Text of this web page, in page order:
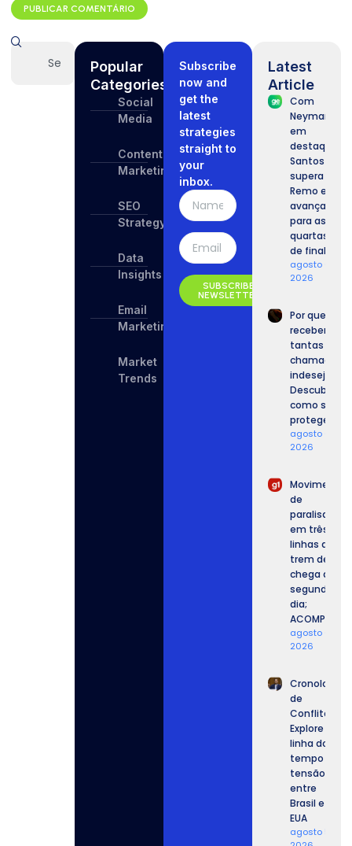
Popular
Categories
Social
Media
Content
Marketing
SEO
Strategy
Data
Insights
Email
Marketing
Market
Trends
Subscribe
now and
get the
latest
strategies
straight to
your
inbox.
SUBSCRIBE
NEWSLETTER
Latest
Article
Com
Neymar
em
destaque,
Santos
supera o
Remo e
avança
para as
quartas
de final.
agosto 6,
2026
Por que
recebemos
tantas
chamadas
Descubra
como se
proteger.
agosto 6,
2026
Movimento
de
paralisação
em três
linhas de
trem de SP
chega ao
segundo
dia;
ACOMPANHE.
agosto 6,
2026
Cronologia
de
Conflitos:
Explore a
linha do
tempo da
tensão
entre
Brasil e
EUA
agosto 5,